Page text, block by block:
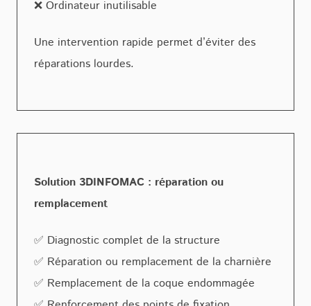
❌ Ordinateur inutilisable
Une intervention rapide permet d’éviter des
réparations lourdes.
Solution 3DINFOMAC : réparation ou
remplacement
✅ Diagnostic complet de la structure
✅ Réparation ou remplacement de la charnière
✅ Remplacement de la coque endommagée